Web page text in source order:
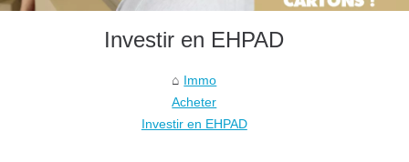
Investir en EHPAD
Immo
Acheter
Investir en EHPAD